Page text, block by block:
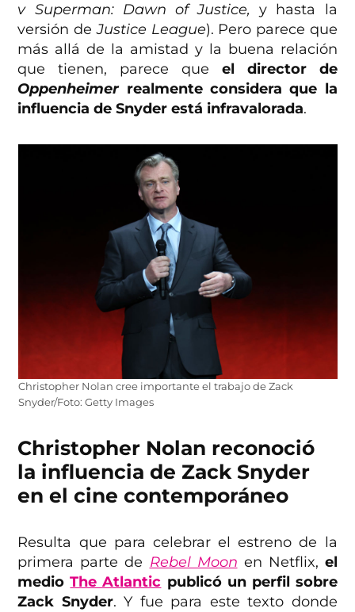
v Superman: Dawn of Justice, y hasta la
versión deJustice League). Pero parece que
más allá de la amistad y la buena relación
que tienen, parece que el director de
Oppenheimerrealmente considera que la
influencia de Snyder está infravalorada.
Christopher Nolan cree importante el trabajo de Zack
Snyder/Foto: Getty Images
Christopher Nolan reconoció
la influencia de Zack Snyder
en el cine contemporáneo
Resulta que para celebrar el estreno de la
primera parte de Rebel Moon en Netflix, el
medioThe Atlantic publicó un perfil sobre
Zack Snyder. Y fue para este texto donde